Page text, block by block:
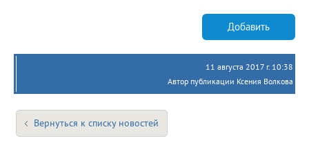
Добавить
11 августа 2017 г. 10:38
Автор публикации Ксения Волкова
Вернуться к списку новостей